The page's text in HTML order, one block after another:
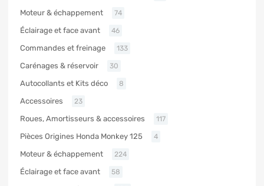
Moteur & échappement 74
Éclairage et face avant 46
Commandes et freinage 133
Carénages & réservoir 30
Autocollants et Kits déco 8
Accessoires 23
Roues, Amortisseurs & accessoires 117
Pièces Origines Honda Monkey 125 4
Moteur & échappement 224
Éclairage et face avant 58